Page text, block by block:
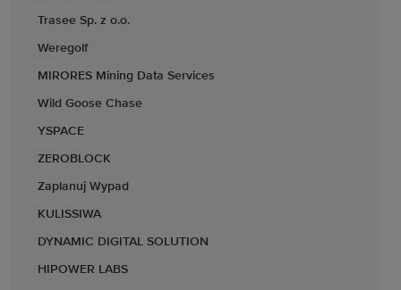
Trasee Sp. z o.o.
Weregolf
MIRORES Mining Data Services
Wild Goose Chase
YSPACE
ZEROBLOCK
Zaplanuj Wypad
KULISSIWA
DYNAMIC DIGITAL SOLUTION
HIPOWER LABS